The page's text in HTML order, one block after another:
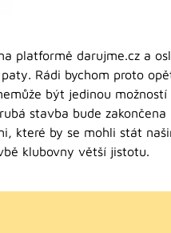
platformě darujme.cz a
Rádi bychom proto
být jedinou
stavba bude zakončena
které by se mohli stát
klubovny větší jistotu.